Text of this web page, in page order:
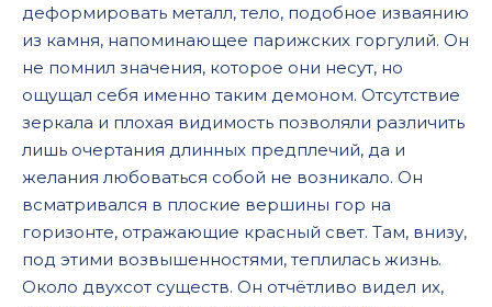
деформировать металл, тело, подобное изваянию
из камня, напоминающее парижских горгулий. Он
не помнил значения, которое они несут, но
ощущал себя именно таким демоном. Отсутствие
зеркала и плохая видимость позволяли различить
лишь очертания длинных предплечий, да и
желания любоваться собой не возникало. Он
всматривался в плоские вершины гор на
горизонте, отражающие красный свет. Там, внизу,
под этими возвышенностями, теплилась жизнь.
Около двухсот существ. Он отчётливо видел их,